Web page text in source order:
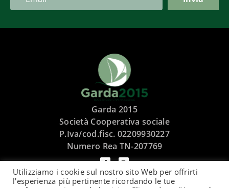
Garda 2015
Società Cooperativa sociale
P.Iva/cod.fisc. 02209930227
Numero Rea TN-207769
Utilizziamo i cookie sul nostro sito Web per offrirti
l'esperienza più pertinente ricordando le tue